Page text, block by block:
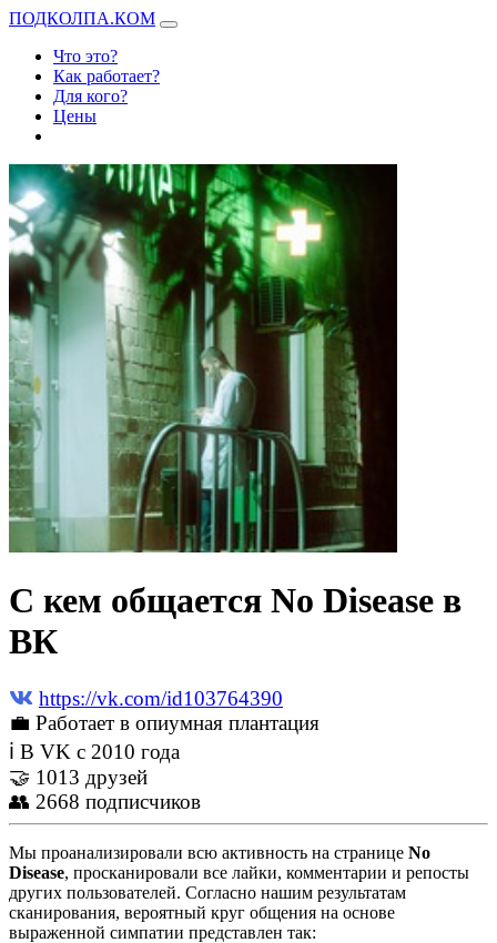
ПОДКОЛПА.КОМ
Что это?
Как работает?
Для кого?
Цены
С кем общается No Disease в
ВК
https://vk.com/id103764390
💼 Работает в опиумная плантация
ℹ В VK с 2010 года
🤝 1013 друзей
👥 2668 подписчиков
Мы проанализировали всю активность на странице No
Disease, просканировали все лайки, комментарии и репосты
других пользователей. Согласно нашим результатам
сканирования, вероятный круг общения на основе
выраженной симпатии представлен так: